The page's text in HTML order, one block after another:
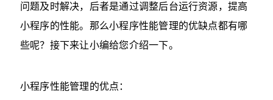
问题及时解决，后者是通过调整后台运行资源，提高
小程序的性能。那么小程序性能管理的优缺点都有哪
些呢？接下来让小编给您介绍一下。
小程序性能管理的优点：